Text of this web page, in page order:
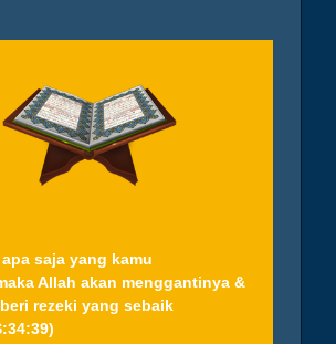
saja yang kamu
Allah akan menggantinya &
rezeki yang sebaik